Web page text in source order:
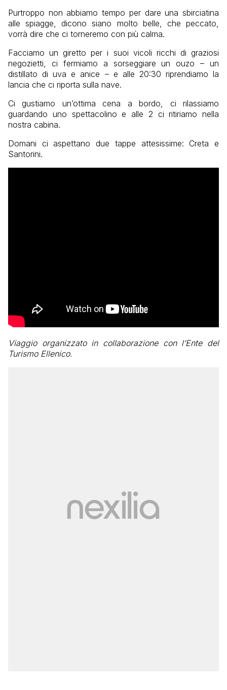
Purtroppo non abbiamo tempo per dare una sbirciatina
alle spiagge, dicono siano molto belle, che peccato,
vorrà dire che ci torneremo con più calma.
Facciamo un giretto per i suoi vicoli ricchi di graziosi
negozietti, ci fermiamo a sorseggiare un ouzo – un
distillato di uva e anice – e alle 20:30 riprendiamo la
lancia che ci riporta sulla nave.
Ci gustiamo un’ottima cena a bordo, ci rilassiamo
guardando uno spettacolino e alle 2 ci ritiriamo nella
nostra cabina.
Domani ci aspettano due tappe attesissime: Creta e
Santorini.
Viaggio organizzato in collaborazione con l’Ente del
Turismo Ellenico.